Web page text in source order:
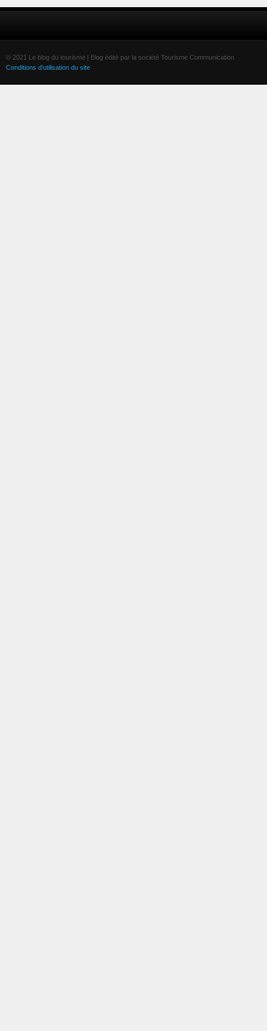
© 2021 Le blog du tourisme | Blog édité par la société Tourisme Communication
Conditions d'utilisation du site